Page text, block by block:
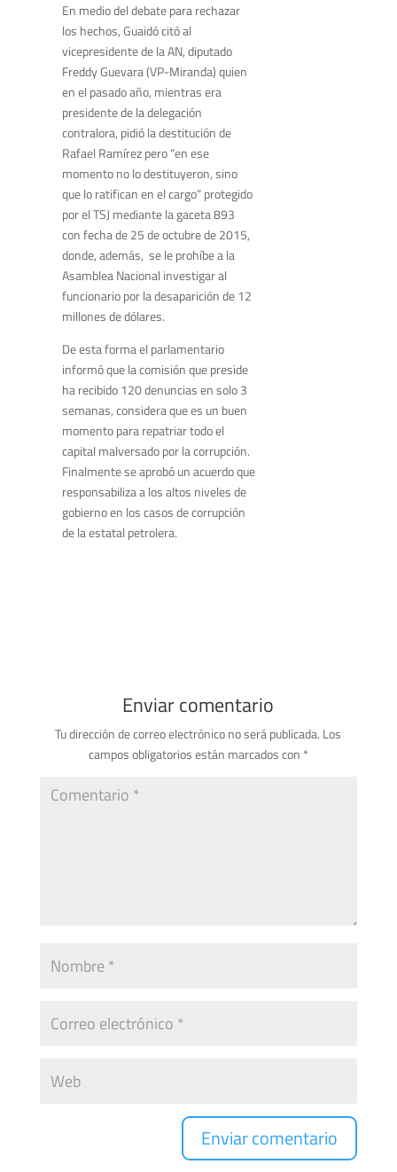
En medio del debate para rechazar
los hechos, Guaidó citó al
vicepresidente de la AN, diputado
Freddy Guevara (VP-Miranda) quien
en el pasado año, mientras era
presidente de la delegación
contralora, pidió la destitución de
Rafael Ramírez pero “en ese
momento no lo destituyeron, sino
que lo ratifican en el cargo” protegido
por el TSJ mediante la gaceta 893
con fecha de 25 de octubre de 2015,
donde, además, se le prohíbe a la
Asamblea Nacional investigar al
funcionario por la desaparición de 12
millones de dólares.
De esta forma el parlamentario
informó que la comisión que preside
ha recibido 120 denuncias en solo 3
semanas, considera que es un buen
momento para repatriar todo el
capital malversado por la corrupción.
Finalmente se aprobó un acuerdo que
responsabiliza a los altos niveles de
gobierno en los casos de corrupción
de la estatal petrolera.
Enviar comentario
Tu dirección de correo electrónico no será publicada. Los
campos obligatorios están marcados con *